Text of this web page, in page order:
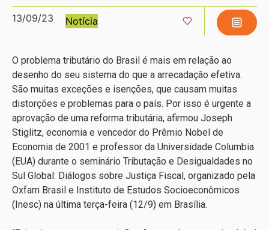
13/09/23 Notícia
O problema tributário do Brasil é mais em relação ao
desenho do seu sistema do que a arrecadação efetiva.
São muitas exceções e isenções, que causam muitas
distorções e problemas para o país. Por isso é urgente a
aprovação de uma reforma tributária, afirmou Joseph
Stiglitz, economia e vencedor do Prêmio Nobel de
Economia de 2001 e professor da Universidade Columbia
(EUA) durante o seminário Tributação e Desigualdades no
Sul Global: Diálogos sobre Justiça Fiscal, organizado pela
Oxfam Brasil e Instituto de Estudos Socioeconômicos
(Inesc) na última terça-feira (12/9) em Brasília.